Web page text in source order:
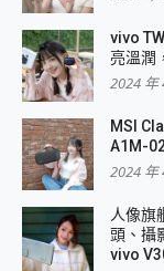
vivo
亮溫潤
2024 年
MSI
A1M-
2024 年
人像旗
頭、攝
vivo